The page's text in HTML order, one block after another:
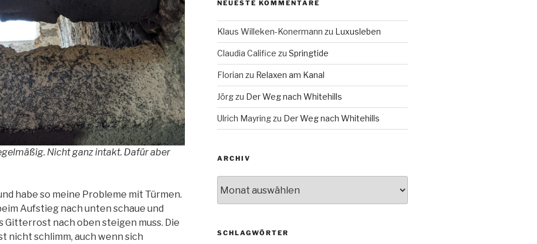
Nicht ganz intakt. Dafür aber
habe so meine Probleme mit Türmen.
Aufstieg nach unten schaue und
Gitterrost nach oben steigen muss. Die
nicht schlimm, auch wenn sich
NEUESTE KOMMENTARE
Klaus Willeken-Konermann zu Luxusleben
Claudia Califice zu Springtide
Florian zu Relaxen am Kanal
Jörgzu Der Weg nach Whitehills
Ulrich Mayringzu Der Weg nach Whitehills
ARCHIV
SCHLAGWÖRTER